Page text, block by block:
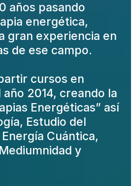
años pasando
energética,
gran experiencia en
de ese campo.
cursos en
2014, creando la
Energéticas” así
Estudio del
Cuántica,
y